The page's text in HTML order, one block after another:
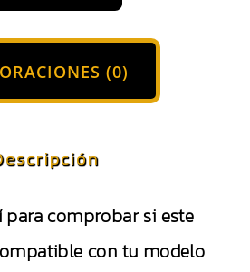
(0)
para comprobar si este
con tu modelo